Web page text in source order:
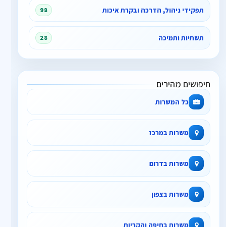
תפקידי ניהול, הדרכה ובקרת איכות 98
תשתיות ותמיכה 28
חיפושים מהירים
כל המשרות
משרות במרכז
משרות בדרום
משרות בצפון
משרות בחיפה והקריות